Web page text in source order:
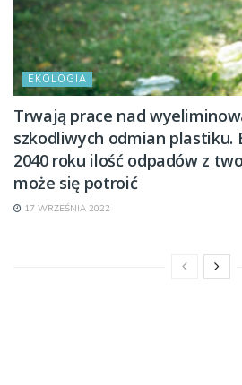
EKOLOGIA
Trwają prace nad
szkodliwych odmian plastiku.
2040 roku ilość odpadów z
może się potroić
17 WRZEŚNIA 2022